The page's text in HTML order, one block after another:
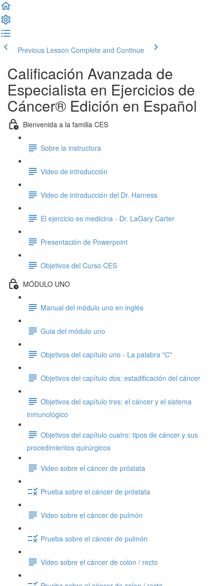
Previous Lesson Complete and Continue
Calificación Avanzada de
Especialista en Ejercicios de
Cáncer® Edición en Español
Bienvenida a la familia CES
Sobre la instructora
Video de introducción
Video de introducción del Dr. Harness
El ejercicio es medicina - Dr. LaGary Carter
Presentación de Powerpoint
Objetivos del Curso CES
MÓDULO UNO
Manual del módulo uno en inglés
Guia del módulo uno
Objetivos del capítulo uno - La palabra "C"
Objetivos del capítulo dos: estadificación del cáncer
Objetivos del capítulo tres: el cáncer y el sistema
inmunológico
Objetivos del capítulo cuatro: tipos de cáncer y sus
procedimientos quirúrgicos
Video sobre el cáncer de próstata
Prueba sobre el cáncer de próstata
Video sobre el cáncer de pulmón
Prueba sobre el cáncer de pulmón
Video sobre el cáncer de colon / recto